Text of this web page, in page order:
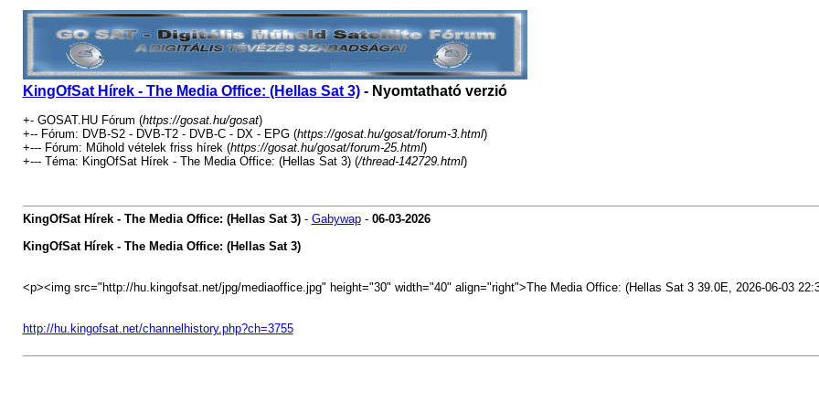
KingOfSat Hírek - The Media Office: (Hellas Sat 3)- Nyomtatható verzió
+- GOSAT.HU Fórum (https://gosat.hu/gosat)
+-- Fórum: DVB-S2 - DVB-T2 - DVB-C - DX - EPG (https://gosat.hu/gosat/forum-3.html)
+--- Fórum: Műhold vételek friss hírek (https://gosat.hu/gosat/forum-25.html)
+--- Téma: KingOfSat Hírek - The Media Office: (Hellas Sat 3) (/thread-142729.html)
KingOfSat Hírek - The Media Office: (Hellas Sat 3)- Gabywap- 06-03-2026
KingOfSat Hírek - The Media Office: (Hellas Sat 3)
<p><img src="http://hu.kingofsat.net/jpg/mediaoffice.jpg" height="30" width="40" align="right">The Media Office: (Hellas Sat 3 39.0E, 2026-06-03
http://hu.kingofsat.net/channelhistory.php?ch=3755